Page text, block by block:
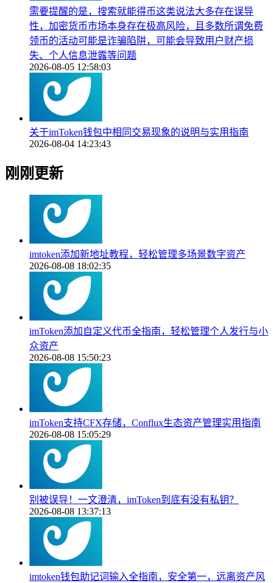
需要提醒的是，搜索就能得币这类说法大多存在误导
性，加密货币市场本身存在极高风险，且多数所谓免费
领币的活动可能是诈骗陷阱，可能会导致用户财产损
失、个人信息泄露等问题
2026-08-05 12:58:03
关于imToken钱包中相同交易现象的说明与实用指南
2026-08-04 14:23:43
刚刚更新
imtoken添加新地址教程，轻松管理多场景数字资产
2026-08-08 18:02:35
imToken添加自定义代币全指南，轻松管理个人发行与小
众资产
2026-08-08 15:50:23
imToken支持CFX存储，Conflux生态资产管理实用指南
2026-08-08 15:05:29
别被误导！一文澄清，imToken到底有没有私钥？
2026-08-08 13:37:13
imtoken钱包助记词输入全指南，安全第一，远离资产风